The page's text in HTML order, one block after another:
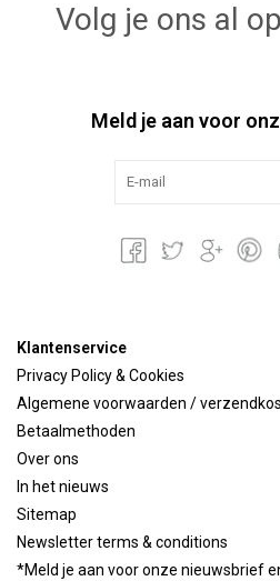
Volg je ons al
Meld je aan voor
Klantenservice
Privacy Policy & Cookies
Algemene voorwaarden /
Betaalmethoden
Over ons
In het nieuws
Sitemap
Newsletter terms & conditions
*Meld je aan voor onze nieuwsbrief